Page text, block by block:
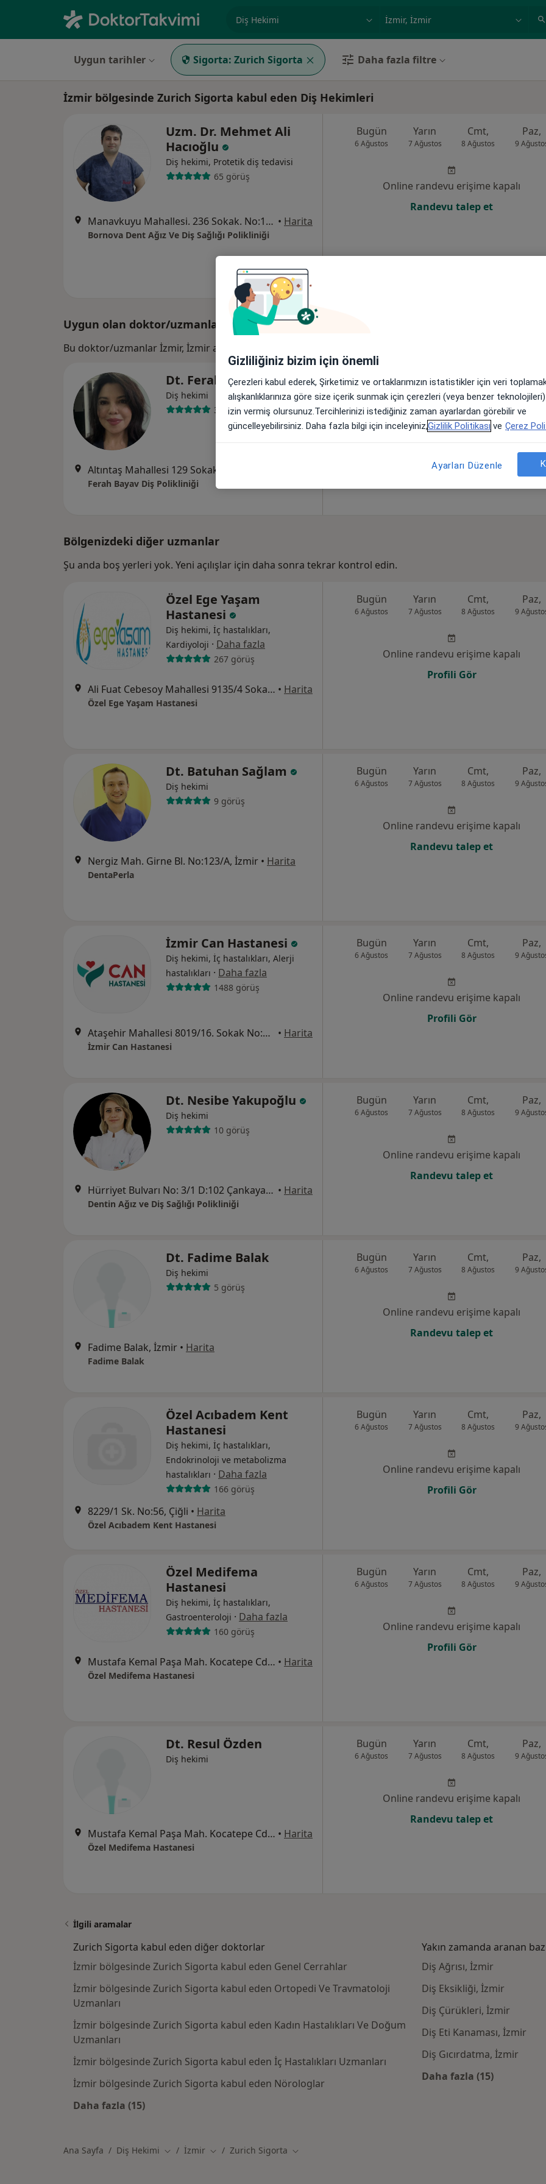
Uzmanlık, ilgi alanı ve hastalık, isimörnek: İstanbul
Uygun tarihler Sigorta: Zurich Sigorta Daha fazla filtre
İzmir bölgesinde Zurich Sigorta kabul eden Diş Hekimleri
Uzm. Dr. Mehmet Ali
Hacıoğlu
Diş hekimi, Protetik diş tedavisi
65 görüş
Manavkuyu Mahallesi. 236 Sokak. No:1/B Bayraklı, Bayraklı • Harita
Bornova Dent Ağız Ve Diş Sağlığı Polikliniği
Bugün
6 Ağustos
Yarın
7 Ağustos
Cmt,
8 Ağustos
Paz,
9
Online randevu erişime kapalı
Randevu talep et
Uygun olan doktor/uzmanlar
Bu doktor/uzmanlar İzmir, İzmir aramanıza yakın bölgelerde bulunuyor.
Dt. Ferah Bayav Derici
Diş hekimi
34 görüş
Ferah Bayav Diş Polikliniği
Bugün
6 Ağustos
Yarın
7 Ağustos
Cmt,
8 Ağustos
Paz,
9
Online randevu erişime kapalı
Bölgenizdeki diğer uzmanlar
Şu anda boş yerleri yok. Yeni açılışlar için daha sonra tekrar kontrol edin.
Özel Ege Yaşam
Hastanesi
Diş hekimi, İç hastalıkları,
Kardiyoloji · Daha fazla
267 görüş
Ali Fuat Cebesoy Mahallesi 9135/4 Sokak No:4, Karabağlar • Harita
Özel Ege Yaşam Hastanesi
Bugün
6 Ağustos
Yarın
7 Ağustos
Cmt,
8 Ağustos
Paz,
9
Online randevu erişime kapalı
Profili Gör
Dt. Batuhan Sağlam
Diş hekimi
9 görüş
Nergiz Mah. Girne Bl. No:123/A, İzmir • Harita
DentaPerla
Bugün
6 Ağustos
Yarın
7 Ağustos
Cmt,
8 Ağustos
Paz,
9
Online randevu erişime kapalı
Randevu talep et
İzmir Can Hastanesi
Diş hekimi, İç hastalıkları, Alerji
hastalıkları · Daha fazla
1488 görüş
Ataşehir Mahallesi 8019/16. Sokak No:18, Çiğli • Harita
İzmir Can Hastanesi
Bugün
6 Ağustos
Yarın
7 Ağustos
Cmt,
8 Ağustos
Paz,
9
Online randevu erişime kapalı
Profili Gör
Dt. Nesibe Yakupoğlu
Diş hekimi
10 görüş
Hürriyet Bulvarı No: 3/1 D:102 Çankaya, Konak • Harita
Dentin Ağız ve Diş Sağlığı Polikliniği
Bugün
6 Ağustos
Yarın
7 Ağustos
Cmt,
8 Ağustos
Paz,
9
Online randevu erişime kapalı
Randevu talep et
Dt. Fadime Balak
Diş hekimi
5 görüş
Fadime Balak, İzmir • Harita
Fadime Balak
Bugün
6 Ağustos
Yarın
7 Ağustos
Cmt,
8 Ağustos
Paz,
9
Online randevu erişime kapalı
Randevu talep et
Özel Acıbadem Kent
Hastanesi
Diş hekimi, İç hastalıkları,
Endokrinoloji ve metabolizma
hastalıkları · Daha fazla
166 görüş
8229/1 Sk. No:56, Çiğli • Harita
Özel Acıbadem Kent Hastanesi
Bugün
6 Ağustos
Yarın
7 Ağustos
Cmt,
8 Ağustos
Paz,
9
Online randevu erişime kapalı
Profili Gör
Özel Medifema
Hastanesi
Diş hekimi, İç hastalıkları,
Gastroenteroloji · Daha fazla
160 görüş
Mustafa Kemal Paşa Mah. Kocatepe Cd. No:1, Torbalı • Harita
Özel Medifema Hastanesi
Bugün
6 Ağustos
Yarın
7 Ağustos
Cmt,
8 Ağustos
Paz,
9
Online randevu erişime kapalı
Profili Gör
Dt. Resul Özden
Diş hekimi
Mustafa Kemal Paşa Mah. Kocatepe Cd. No:1, Torbalı • Harita
Özel Medifema Hastanesi
Bugün
6 Ağustos
Yarın
7 Ağustos
Cmt,
8 Ağustos
Paz,
9
Online randevu erişime kapalı
Randevu talep et
İlgili aramalar
Zurich Sigorta kabul eden diğer doktorlar
İzmir bölgesinde Zurich Sigorta kabul eden Genel Cerrahlar
İzmir bölgesinde Zurich Sigorta kabul eden Ortopedi Ve Travmatoloji
Uzmanları
İzmir bölgesinde Zurich Sigorta kabul eden Kadın Hastalıkları Ve Doğum
Uzmanları
İzmir bölgesinde Zurich Sigorta kabul eden İç Hastalıkları Uzmanları
İzmir bölgesinde Zurich Sigorta kabul eden Nörologlar
Daha fazla (15)
Yakın zamanda aranan
Diş Ağrısı, İzmir
Diş Eksikliği, İzmir
Diş Çürükleri, İzmir
Diş Eti Kanaması, İzmir
Diş Gıcırdatma, İzmir
Daha fazla (15)
Ana Sayfa Diş Hekimi Şehir değiştir
İzmir Şehir değiştir
Zurich Sigorta Şehir değiştir
Gizliliğiniz bizim için önemli
Çerezleri kabul ederek, Şirketimiz ve ortaklarımızın istatistikler için veri
alışkanlıklarınıza göre size içerik sunmak için çerezleri (veya benzer
izin vermiş olursunuz.Tercihlerinizi istediğiniz zaman ayarlardan görebilir ve
güncelleyebilirsiniz. Daha fazla bilgi için inceleyiniz,Gizlilik Politikası ve Çerez
Ayarları Düzenle